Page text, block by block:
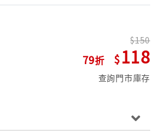
79
150
118
查詢門市庫存